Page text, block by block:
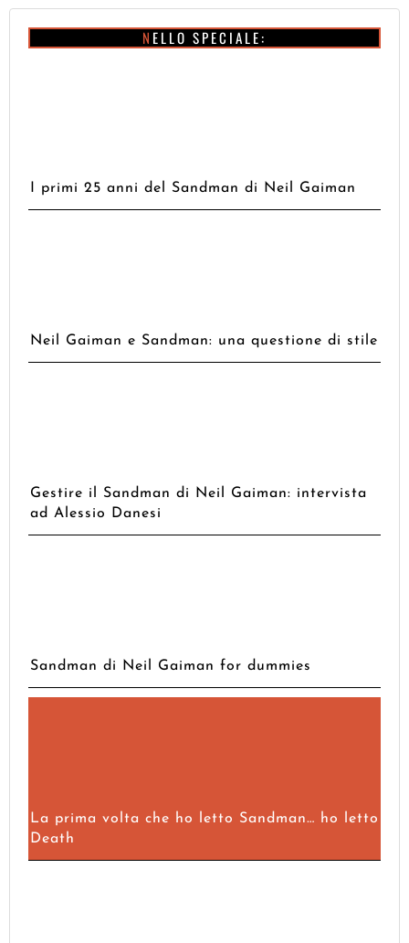
NELLO SPECIALE:
I primi 25 anni del Sandman di Neil Gaiman
Neil Gaiman e Sandman: una questione di stile
Gestire il Sandman di Neil Gaiman: intervista
ad Alessio Danesi
Sandman di Neil Gaiman for dummies
La prima volta che ho letto Sandman… ho letto
Death